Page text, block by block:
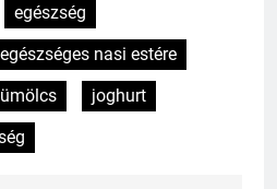
egészség
egészséges nasi estére
joghurt